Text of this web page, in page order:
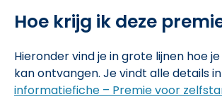
Hoe krijg ik deze
Hieronder vind je in grote lijnen hoe
kan ontvangen. Je vindt alle details
informatiefiche – Premie voor